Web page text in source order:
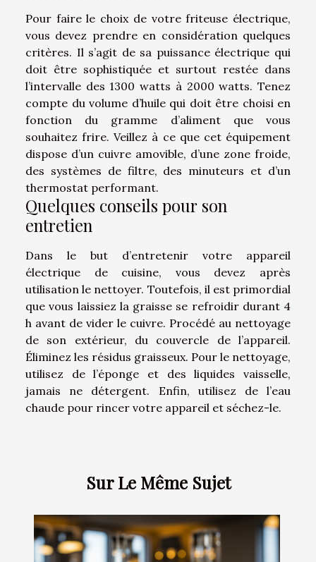
Pour faire le choix de votre friteuse électrique,
vous devez prendre en considération quelques
critères. Il s’agit de sa puissance électrique qui
doit être sophistiquée et surtout restée dans
l’intervalle des 1300 watts à 2000 watts. Tenez
compte du volume d’huile qui doit être choisi en
fonction du gramme d’aliment que vous
souhaitez frire. Veillez à ce que cet équipement
dispose d’un cuivre amovible, d’une zone froide,
des systèmes de filtre, des minuteurs et d’un
thermostat performant.
Quelques conseils pour son
entretien
Dans le but d’entretenir votre appareil
électrique de cuisine, vous devez après
utilisation le nettoyer. Toutefois, il est primordial
que vous laissiez la graisse se refroidir durant 4
h avant de vider le cuivre. Procédé au nettoyage
de son extérieur, du couvercle de l’appareil.
Éliminez les résidus graisseux. Pour le nettoyage,
utilisez de l’éponge et des liquides vaisselle,
jamais ne détergent. Enfin, utilisez de l’eau
chaude pour rincer votre appareil et séchez-le.
Sur Le Même Sujet